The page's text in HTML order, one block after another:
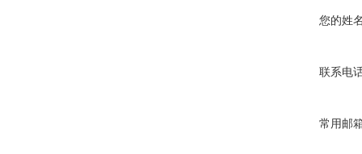
您的姓
联系电
常用邮